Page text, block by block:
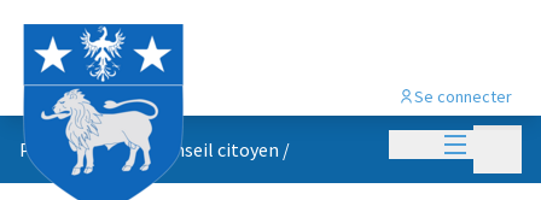
Menu
Se connecter
Propositions du conseil citoyen /